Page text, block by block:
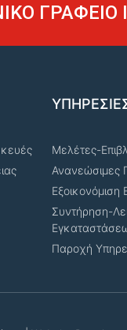
Μελέτες-
Ανανεώσιμες
Εξοικονόμιση
Συντήρηση-
Παροχή